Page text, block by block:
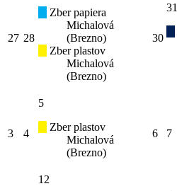
27 28
Zber papiera
Michalová
(Brezno)
Zber plastov
Michalová
(Brezno)
30
31
3 4
5
Zber plastov
Michalová
(Brezno)
6 7
12